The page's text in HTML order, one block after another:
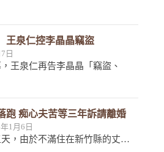
王泉仁控李晶晶竊盜
日
王泉仁再告李晶晶「竊盜、
跑 痴心夫苦等三年訴請離婚
1月6日
，由於不滿住在新竹縣的丈…